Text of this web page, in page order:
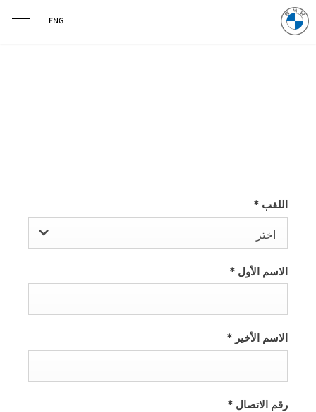
ENG
اللقب *
اختر
الاسم الأول *
الاسم الأخير *
رقم الاتصال *